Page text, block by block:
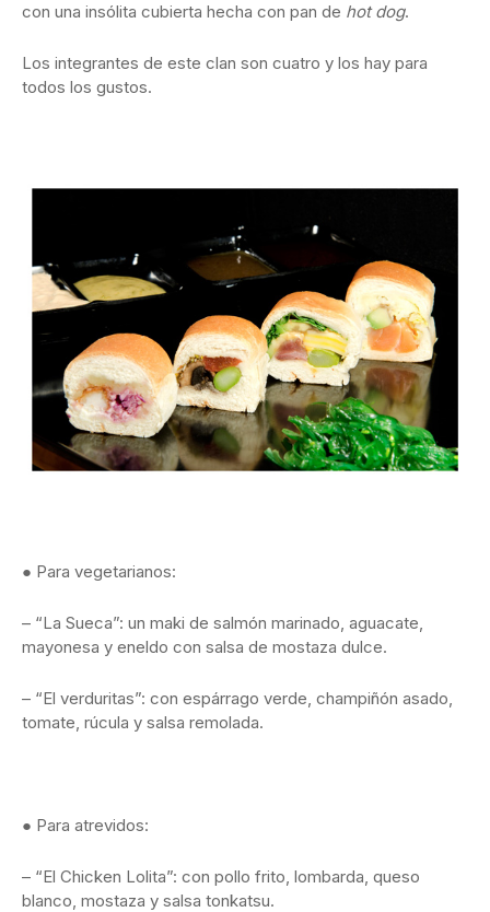
con una insólita cubierta hecha con pan de hot dog.
Los integrantes de este clan son cuatro y los hay para
todos los gustos.
● Para vegetarianos:
– “La Sueca”: un maki de salmón marinado, aguacate,
mayonesa y eneldo con salsa de mostaza dulce.
– “El verduritas”: con espárrago verde, champiñón asado,
tomate, rúcula y salsa remolada.
● Para atrevidos:
– “El Chicken Lolita”: con pollo frito, lombarda, queso
blanco, mostaza y salsa tonkatsu.